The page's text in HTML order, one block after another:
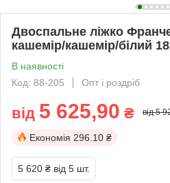
Двоспальне ліжко
кашемір/кашемір/білий
В наявності
Код: 88-205
Опт і роздріб
від 5 625,90 ₴ від 5
Економія 296.10 ₴
5 620 ₴ від 5 шт.